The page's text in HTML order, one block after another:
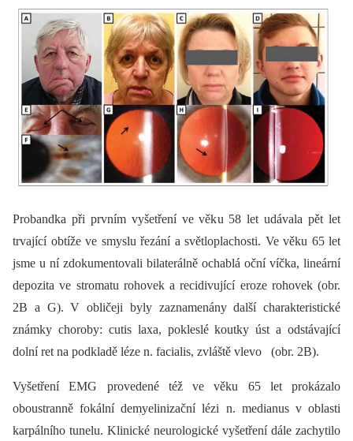
Probandka při prvním vyšetření ve věku 58 let udávala pět let
trvající obtíže ve smyslu řezání a světloplachosti. Ve věku 65 let
jsme u ní zdokumentovali bilaterálně ochablá oční víčka, lineární
depozita ve stromatu rohovek a recidivující eroze rohovek (obr.
2B a G). V obličeji byly zaznamenány další charakteristické
známky choroby: cutis laxa, pokleslé koutky úst a odstávající
dolní ret na podkladě léze n. facialis, zvláště vlevo (obr. 2B).
Vyšetření EMG provedené též ve věku 65 let prokázalo
oboustranně fokální demyelinizační lézi n. medianus v oblasti
karpálního tunelu. Klinické neurologické vyšetření dále zachytilo